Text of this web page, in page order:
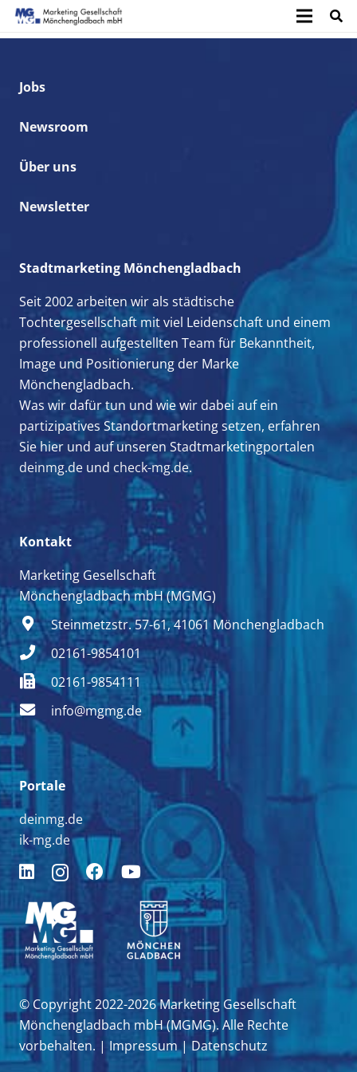
Jobs
Newsroom
Über uns
Newsletter
Stadtmarketing Mönchengladbach
Seit 2002 arbeiten wir als städtische
Tochtergesellschaft mit viel Leidenschaft und einem
professionell aufgestellten Team für Bekanntheit,
Image und Positionierung der Marke
Mönchengladbach.
Was wir dafür tun und wie wir dabei auf ein
partizipatives Standortmarketing setzen, erfahren
Sie hier und auf unseren Stadtmarketingportalen
deinmg.de und check-mg.de.
Kontakt
Marketing Gesellschaft
Mönchengladbach mbH (MGMG)
Steinmetzstr. 57-61, 41061 Mönchengladbach
02161-9854101
02161-9854111
info@mgmg.de
Portale
deinmg.de
ik-mg.de
© Copyright 2022-2026 Marketing Gesellschaft
Mönchengladbach mbH (MGMG). Alle Rechte
vorbehalten. | Impressum|Datenschutz